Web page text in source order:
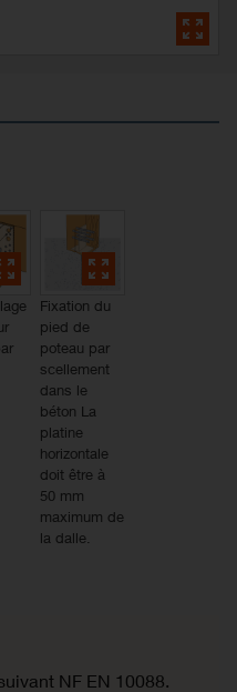
Fixation du
pied de
poteau par
scellement
dans le
béton La
platine
horizontale
doit être à
50 mm
maximum de
la dalle.
NF EN 10088.